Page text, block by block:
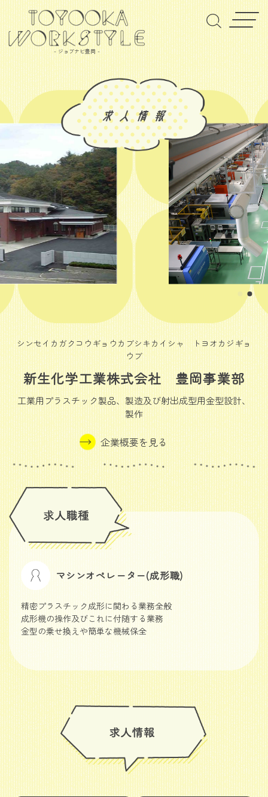
- ジョブナビ豊岡 -
シンセイカガクコウギョウカブシキカイシャ トヨオカジギョ
ウブ
新生化学工業株式会社 豊岡事業部
工業用プラスチック製品、製造及び射出成型用金型設計、
製作
企業概要を見る
マシンオペレーター(成形職)
精密プラスチック成形に関わる業務全般
成形機の操作及びこれに付随する業務
金型の乗せ換えや簡単な機械保全